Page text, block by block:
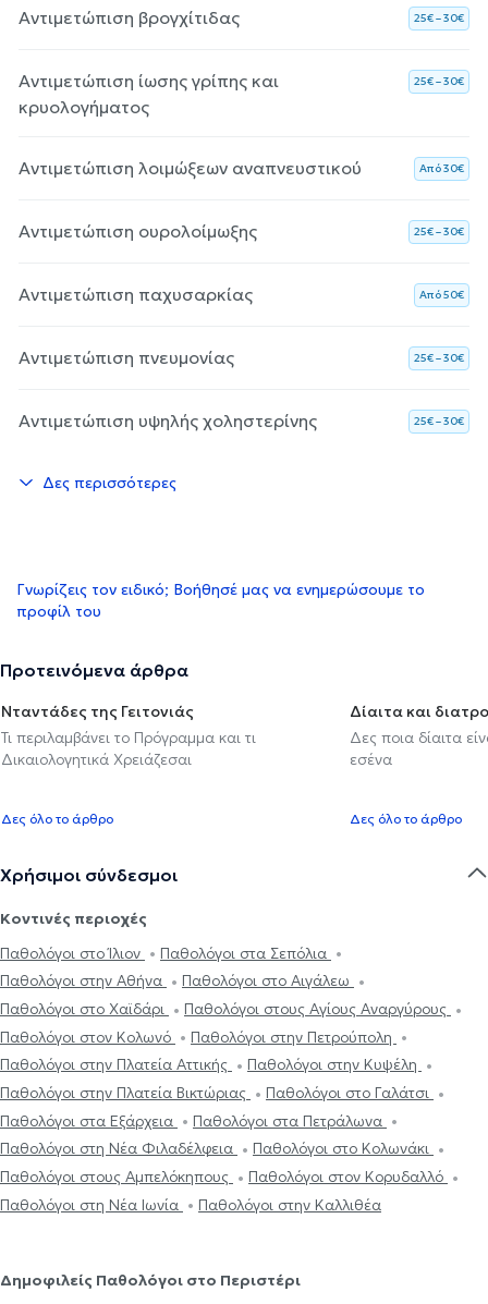
Αντιμετώπιση βρογχίτιδας 25€ – 30€
Αντιμετώπιση ίωσης γρίπης και
κρυολογήματος
25€ – 30€
Αντιμετώπιση λοιμώξεων αναπνευστικού Aπό 30€
Αντιμετώπιση ουρολοίμωξης 25€ – 30€
Αντιμετώπιση παχυσαρκίας Aπό 50€
Αντιμετώπιση πνευμονίας 25€ – 30€
Αντιμετώπιση υψηλής χοληστερίνης 25€ – 30€
Δες περισσότερες
Γνωρίζεις τον ειδικό; Βοήθησέ μας να ενημερώσουμε το
προφίλ του
Προτεινόμενα άρθρα
Νταντάδες της Γειτονιάς
Τι περιλαμβάνει το Πρόγραμμα και τι
Δικαιολογητικά Χρειάζεσαι
Δες όλο το άρθρο
Δίαιτα και
Δες ποια δίαιτα
εσένα
Δες όλο το άρθρο
Χρήσιμοι σύνδεσμοι
Κοντινές περιοχές
Παθολόγοι στο Ίλιον
Παθολόγοι στα Σεπόλια
Παθολόγοι στην Αθήνα
Παθολόγοι στο Αιγάλεω
Παθολόγοι στο Χαϊδάρι
Παθολόγοι στους Αγίους Αναργύρους
Παθολόγοι στον Κολωνό
Παθολόγοι στην Πετρούπολη
Παθολόγοι στην Πλατεία Αττικής
Παθολόγοι στην Κυψέλη
Παθολόγοι στην Πλατεία Βικτώριας
Παθολόγοι στο Γαλάτσι
Παθολόγοι στα Εξάρχεια
Παθολόγοι στα Πετράλωνα
Παθολόγοι στη Νέα Φιλαδέλφεια
Παθολόγοι στο Κολωνάκι
Παθολόγοι στους Αμπελόκηπους
Παθολόγοι στον Κορυδαλλό
Παθολόγοι στη Νέα Ιωνία
Παθολόγοι στην Καλλιθέα
Δημοφιλείς Παθολόγοι στο Περιστέρι